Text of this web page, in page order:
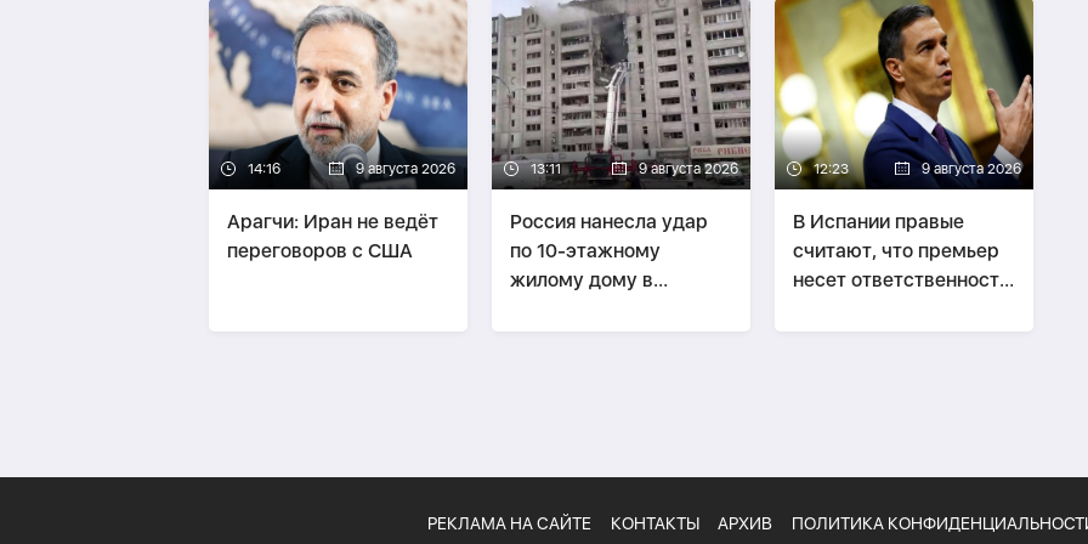
14:16 9 августа 2026
Арагчи: Иран не ведёт
переговоров с США
13:11 9 августа 2026
Россия нанесла удар
по 10-этажному
жилому дому в
погибшие
12:23 9 августа 2026
В Испании правые
считают, что премьер
несет ответственность
РЕКЛАМА НА САЙТЕ КОНТАКТЫ АРХИВ ПОЛИТИКА